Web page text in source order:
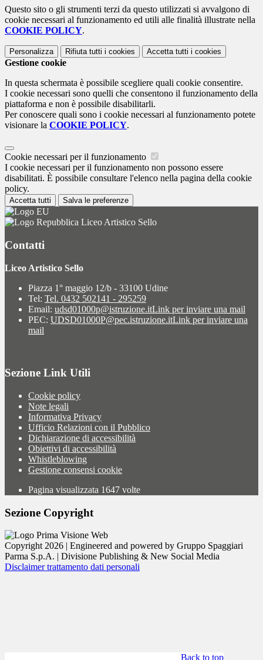
Questo sito o gli strumenti terzi da questo utilizzati si avvalgono di
cookie necessari al funzionamento ed utili alle finalità illustrate nella
COOKIE POLICY.
Personalizza Rifiuta tutti i cookies Accetta tutti i cookies
Gestione cookie
In questa schermata è possibile scegliere quali cookie consentire.
I cookie necessari sono quelli che consentono il funzionamento della
piattaforma e non è possibile disabilitarli.
Per conoscere quali sono i cookie necessari al funzionamento potete
visionare la COOKIE POLICY.
Cookie necessari per il funzionamento
I cookie necessari per il funzionamento non possono essere
disabilitati. È possibile consultare l'elenco nella pagina della cookie
policy.
Accetta tutti Salva le preferenze
Liceo Artistico Sello
Contatti
Liceo Artistico Sello
Piazza 1° maggio 12/b - 33100 Udine
Tel: Tel. 0432 502141 - 295259
Email: udsd01000p@istruzione.itLink per inviare una mail
PEC: UDSD01000P@pec.istruzione.itLink per inviare una
mail
Sezione Link Utili
Cookie policy
Note legali
Informativa Privacy
Ufficio Relazioni con il Pubblico
Dichiarazione di accessibilità
Obiettivi di accessibilità
Whistleblowing
Gestione consensi cookie
Pagina visualizzata 1647 volte
Sezione Copyright
Copyright 2026 | Engineered and powered by Gruppo Spaggiari
Parma S.p.A. | Divisione Publishing & New Social Media
Disclaimer trattamento dati personali
Back to top